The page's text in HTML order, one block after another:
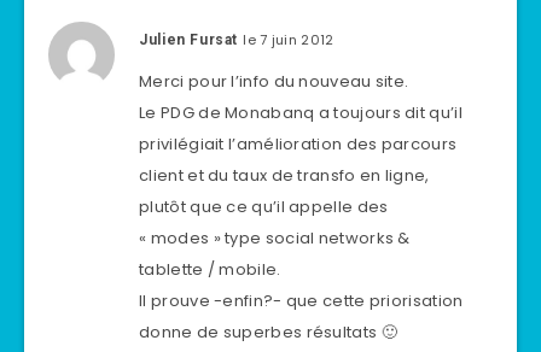
Julien Fursat le 7 juin 2012
Merci pour l’info du nouveau site.
Le PDG de Monabanq a toujours dit qu’il
privilégiait l’amélioration des parcours
client et du taux de transfo en ligne,
plutôt que ce qu’il appelle des
« modes » type social networks &
tablette / mobile.
Il prouve -enfin?- que cette priorisation
donne de superbes résultats 🙂